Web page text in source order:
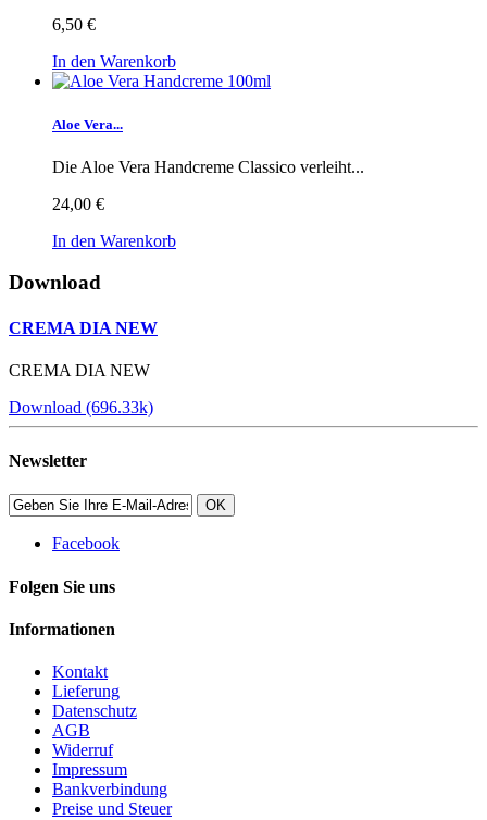
6,50 €
In den Warenkorb
Aloe Vera...
Die Aloe Vera Handcreme Classico verleiht...
24,00 €
In den Warenkorb
Download
CREMA DIA NEW
CREMA DIA NEW
Download (696.33k)
Newsletter
OK
Facebook
Folgen Sie uns
Informationen
Kontakt
Lieferung
Datenschutz
AGB
Widerruf
Impressum
Bankverbindung
Preise und Steuer